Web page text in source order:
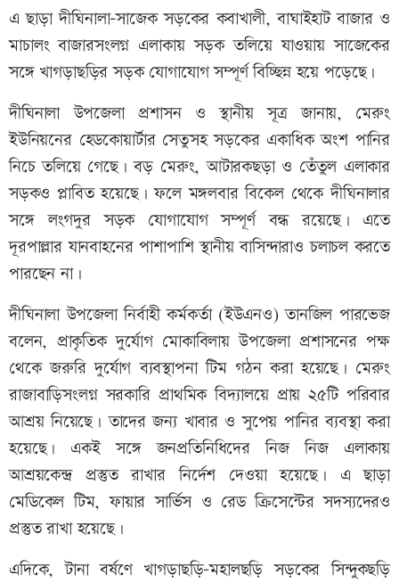
এ ছাড়া দীঘিনালা-সাজেক সড়কের কবাখালী, বাঘাইহাট বাজার ও
মাচালং বাজারসংলগ্ন এলাকায় সড়ক তলিয়ে যাওয়ায় সাজেকের
সঙ্গে খাগড়াছড়ির সড়ক যোগাযোগ সম্পূর্ণ বিচ্ছিন্ন হয়ে পড়েছে।
দীঘিনালা উপজেলা প্রশাসন ও স্থানীয় সূত্র জানায়, মেরুং
ইউনিয়নের হেডকোয়ার্টার সেতুসহ সড়কের একাধিক অংশ পানির
নিচে তলিয়ে গেছে। বড় মেরুং, আটারকছড়া ও তেঁতুল এলাকার
সড়কও প্লাবিত হয়েছে। ফলে মঙ্গলবার বিকেল থেকে দীঘিনালার
সঙ্গে লংগদুর সড়ক যোগাযোগ সম্পূর্ণ বন্ধ রয়েছে। এতে
দূরপাল্লার যানবাহনের পাশাপাশি স্থানীয় বাসিন্দারাও চলাচল করতে
পারছেন না।
দীঘিনালা উপজেলা নির্বাহী কর্মকর্তা (ইউএনও) তানজিল পারভেজ
বলেন, প্রাকৃতিক দুর্যোগ মোকাবিলায় উপজেলা প্রশাসনের পক্ষ
থেকে জরুরি দুর্যোগ ব্যবস্থাপনা টিম গঠন করা হয়েছে। মেরুং
রাজাবাড়িসংলগ্ন সরকারি প্রাথমিক বিদ্যালয়ে প্রায় ২৫টি পরিবার
আশ্রয় নিয়েছে। তাদের জন্য খাবার ও সুপেয় পানির ব্যবস্থা করা
হয়েছে। একই সঙ্গে জনপ্রতিনিধিদের নিজ নিজ এলাকায়
আশ্রয়কেন্দ্র প্রস্তুত রাখার নির্দেশ দেওয়া হয়েছে। এ ছাড়া
মেডিকেল টিম, ফায়ার সার্ভিস ও রেড ক্রিসেন্টের সদস্যদেরও
প্রস্তুত রাখা হয়েছে।
এদিকে, টানা বর্ষণে খাগড়াছড়ি-মহালছড়ি সড়কের সিন্দুকছড়ি